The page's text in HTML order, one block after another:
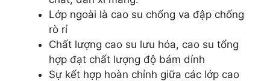
Lớp ngoài là cao su chống va đập chống
rò rỉ
Chất lượng cao su lưu hóa, cao su tổng
hợp đạt chất lượng độ bám dính
Sự kết hợp hoàn chỉnh giữa các lớp cao